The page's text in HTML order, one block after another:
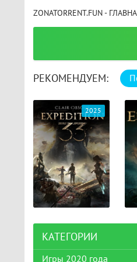
ZONATORRENT.FUN -
РЕКОМЕНДУЕМ:
2024
КАТЕГОРИИ
Игры 2020 года